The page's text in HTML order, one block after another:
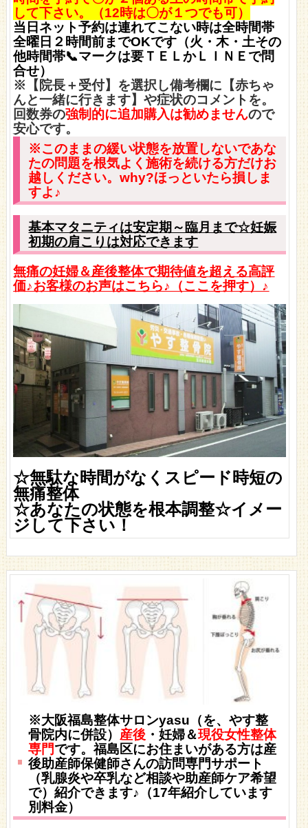
して下さい。（12時は〇が１つでも可）
当日ネット予約は連れてこない時は全時間帯
全曜日２時間前までOKです（火・木・土その
他時間帯📞マークは要ＴＥＬかＬＩＮＥで問
合せ）
※【院長＋受付】を選択し備考欄に【赤ちゃ
んと一緒に行きます】や症状のコメントを。
回数券の強制的に追加購入は勧めませんので
安心です。
※このままの緩い状態を放置しないであな
たの問題を根気よく施術を続ける方だけお
越しください。why?ほっといたら損しま
すよ♪
基本マタニティは安定期～臨月まで☆妊娠
初期の肩こりは対応できます
無痛の妊婦＆産後整体で期待値を超える高評
価♪お客様のお声はこちら♪（ここを押す）♪
☆無駄な時間がなくスピード時短の
無痛整体
☆あなたの状態を根本調整☆イメー
ジして下さい！
※大阪福島整体サロンyasu（を、やす整
骨院内に併設） 産後 ・妊婦＆現役女性整体
専門です。福島区にお住まいがある方は産
後助産師保健師さんの訪問専門サポート
（乳腺炎や卒乳など相談や助産師ケア希望
で）紹介できます♪（17年紹介しています
別料金）